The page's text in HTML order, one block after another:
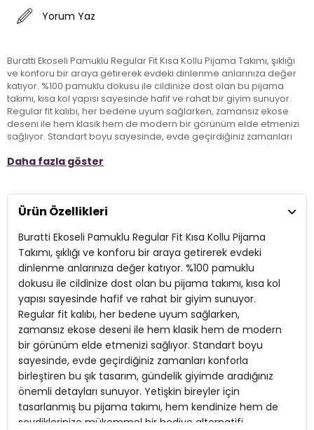
Yorum Yaz
Buratti Ekoseli Pamuklu Regular Fit Kısa Kollu Pijama Takımı, şıklığı
ve konforu bir araya getirerek evdeki dinlenme anlarınıza değer
katıyor. %100 pamuklu dokusu ile cildinize dost olan bu pijama
takımı, kısa kol yapısı sayesinde hafif ve rahat bir giyim sunuyor.
Regular fit kalıbı, her bedene uyum sağlarken, zamansız ekose
deseni ile hem klasik hem de modern bir görünüm elde etmenizi
sağlıyor. Standart boyu sayesinde, evde geçirdiğiniz zamanları
konforla birleştiren bu şık tasarım, gündelik giyimde aradığınız
önemli detayları sunuyor. Yetişkin bireyler için tasarlanmış bu
Materyal:% 100 Pamuk
Kol Boyu: Kısa Kol
Kumaş Tipi:Belirtilmemiş
Boy:Standart
Kalıp Bilgisi:Regular Fit
Yaş Grubu:Yetişkin
Menşei:
3DE16572006.07
Daha fazla göster
Ürün Özellikleri
Buratti Ekoseli Pamuklu Regular Fit Kısa Kollu Pijama
Takımı, şıklığı ve konforu bir araya getirerek evdeki
dinlenme anlarınıza değer katıyor. %100 pamuklu
dokusu ile cildinize dost olan bu pijama takımı, kısa kol
yapısı sayesinde hafif ve rahat bir giyim sunuyor.
Regular fit kalıbı, her bedene uyum sağlarken,
zamansız ekose deseni ile hem klasik hem de modern
bir görünüm elde etmenizi sağlıyor. Standart boyu
sayesinde, evde geçirdiğiniz zamanları konforla
birleştiren bu şık tasarım, gündelik giyimde aradığınız
önemli detayları sunuyor. Yetişkin bireyler için
tasarlanmış bu pijama takımı, hem kendinize hem de
sevdiklerinize mükemmel bir hediye alternatifi